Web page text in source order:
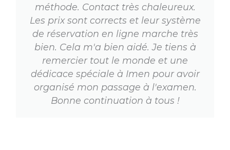
méthode. Contact très chaleureux.
Les prix sont corrects et leur système
de réservation en ligne marche très
bien. Cela m'a bien aidé. Je tiens à
remercier tout le monde et une
dédicace spéciale à Imen pour avoir
organisé mon passage à l'examen.
Bonne continuation à tous !